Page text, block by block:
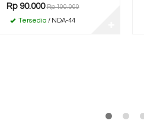
Rp 90.000 Rp 100.000
Tersedia / NDA-44